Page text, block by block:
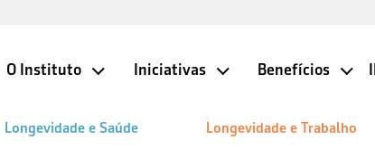
O Instituto Iniciativas Benefícios
Longevidade e Saúde Longevidade e Trabalho